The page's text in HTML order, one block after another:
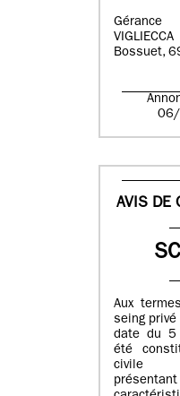
Bossuet,
AVIS DE
Aux
seing privé
date du
été
civile